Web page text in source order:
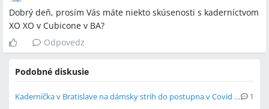
Dobrý deň, prosím Vás máte niekto skúsenosti s kaderníctvom
XO XO v Cubicone v BA?
Odpovedz
Podobné diskusie
Kaderníčka v Bratislave na dámsky strih do postupna v Covid časoch 1